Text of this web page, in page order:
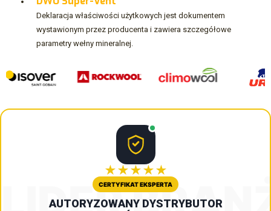
Deklaracja właściwości użytkowych jest dokumentem
wystawionym przez producenta i zawiera szczegółowe
parametry wełny mineralnej.
★★★★★
CERTYFIKAT EKSPERTA
AUTORYZOWANY DYSTRYBUTOR